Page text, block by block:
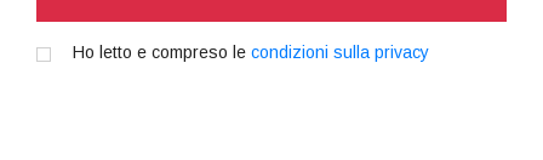
Ho letto e compreso le condizioni sulla privacy